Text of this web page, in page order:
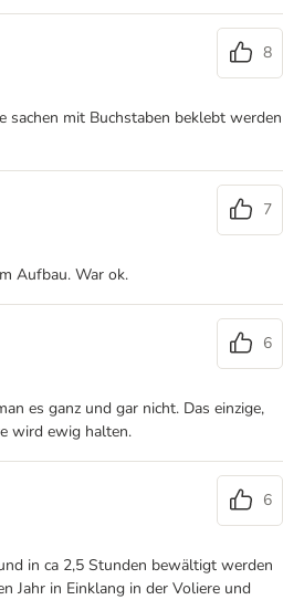
8
sachen mit Buchstaben beklebt werden
7
Aufbau. War ok.
6
es ganz und gar nicht. Das einzige,
wird ewig halten.
6
in ca 2,5 Stunden bewältigt werden
Jahr in Einklang in der Voliere und